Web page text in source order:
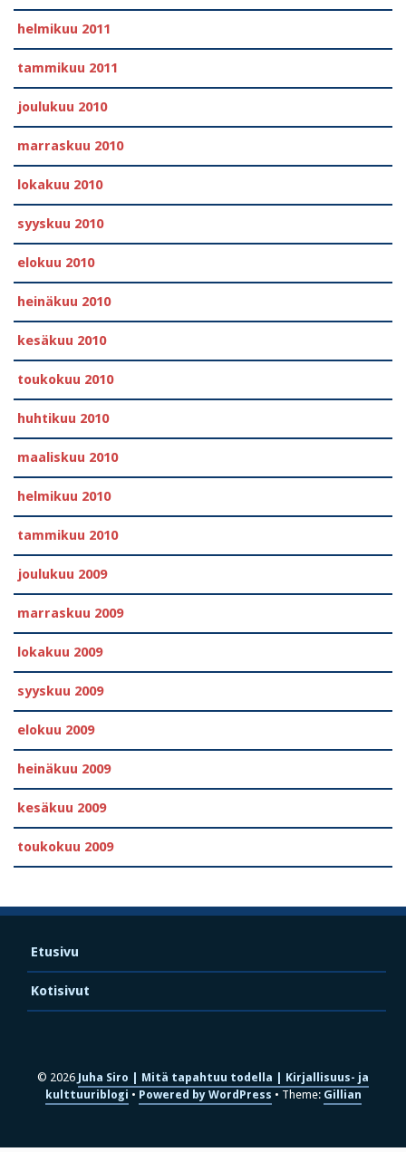
helmikuu 2011
tammikuu 2011
joulukuu 2010
marraskuu 2010
lokakuu 2010
syyskuu 2010
elokuu 2010
heinäkuu 2010
kesäkuu 2010
toukokuu 2010
huhtikuu 2010
maaliskuu 2010
helmikuu 2010
tammikuu 2010
joulukuu 2009
marraskuu 2009
lokakuu 2009
syyskuu 2009
elokuu 2009
heinäkuu 2009
kesäkuu 2009
toukokuu 2009
Etusivu
Kotisivut
© 2026 Juha Siro | Mitä tapahtuu todella | Kirjallisuus- ja
kulttuuriblogi
Powered by WordPress Theme: Gillian